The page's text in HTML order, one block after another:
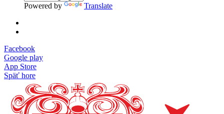
Powered by Translate
Facebook
Google play
App Store
Späť hore